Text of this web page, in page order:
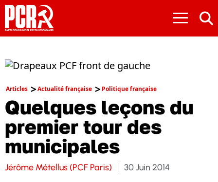
≡
Articles Actualité française Politique française
Quelques leçons du
premier tour des
municipales
Jérôme Métellus (PCF Paris) 30 Juin 2014